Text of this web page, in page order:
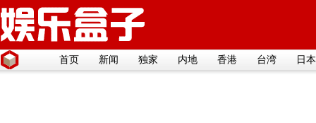
首页 新闻 独家 内地 香港 台湾 日本